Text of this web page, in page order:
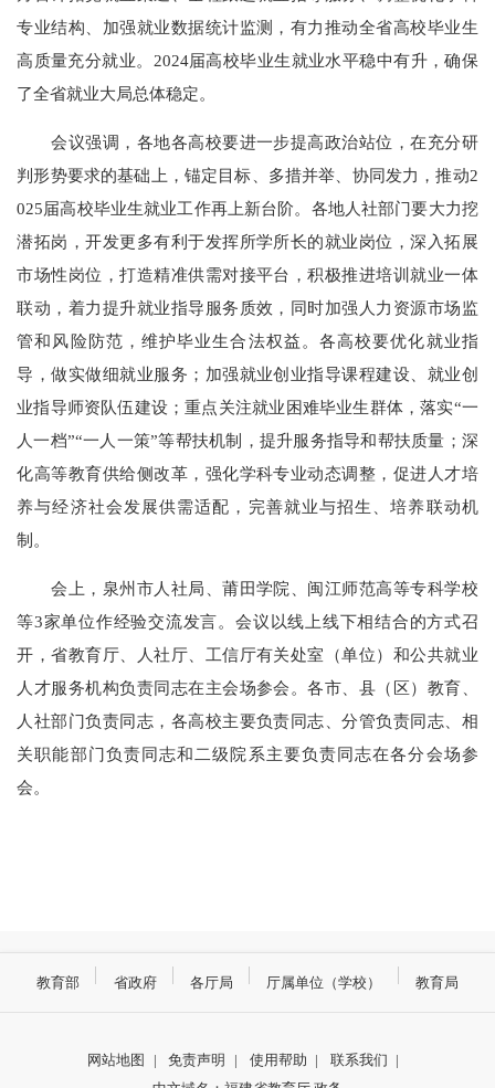
专业结构、加强就业数据统计监测，有力推动全省高校毕业生
高质量充分就业。2024届高校毕业生就业水平稳中有升，确保
了全省就业大局总体稳定。
会议强调，各地各高校要进一步提高政治站位，在充分研
判形势要求的基础上，锚定目标、多措并举、协同发力，推动2
025届高校毕业生就业工作再上新台阶。各地人社部门要大力挖
潜拓岗，开发更多有利于发挥所学所长的就业岗位，深入拓展
市场性岗位，打造精准供需对接平台，积极推进培训就业一体
联动，着力提升就业指导服务质效，同时加强人力资源市场监
管和风险防范，维护毕业生合法权益。各高校要优化就业指
导，做实做细就业服务；加强就业创业指导课程建设、就业创
业指导师资队伍建设；重点关注就业困难毕业生群体，落实“一
人一档”“一人一策”等帮扶机制，提升服务指导和帮扶质量；深
化高等教育供给侧改革，强化学科专业动态调整，促进人才培
养与经济社会发展供需适配，完善就业与招生、培养联动机
制。
会上，泉州市人社局、莆田学院、闽江师范高等专科学校
等3家单位作经验交流发言。会议以线上线下相结合的方式召
开，省教育厅、人社厅、工信厅有关处室（单位）和公共就业
人才服务机构负责同志在主会场参会。各市、县（区）教育、
人社部门负责同志，各高校主要负责同志、分管负责同志、相
关职能部门负责同志和二级院系主要负责同志在各分会场参
会。
教育部 省政府 各厅局 厅属单位（学校） 教育局
网站地图 | 免责声明 | 使用帮助 | 联系我们 |